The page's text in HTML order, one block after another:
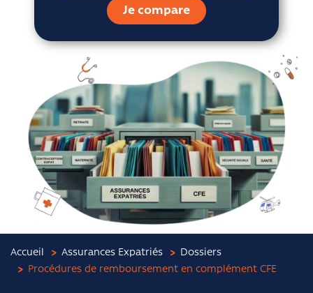
Je compare
Accueil Assurances Expatriés
Dossiers
Procédures de remboursement en complément CFE